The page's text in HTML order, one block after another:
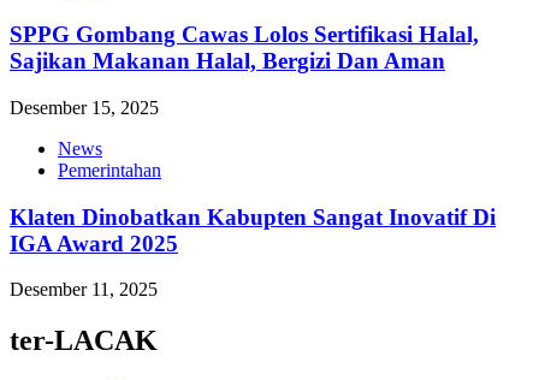
SPPG Gombang Cawas Lolos Sertifikasi Halal,
Sajikan Makanan Halal, Bergizi Dan Aman
Desember 15, 2025
News
Pemerintahan
Klaten Dinobatkan Kabupten Sangat Inovatif Di
IGA Award 2025
Desember 11, 2025
ter-LACAK